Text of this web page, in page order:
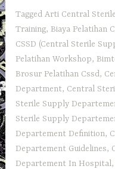
TaggedArti Central
Training, Biaya Pelatihan
CSSD (Central Sterile
Pelatihan Workshop,
Brosur Pelatihan Cssd,
Department, Central
Sterile Supply
Sterile Supply
Departement Definition,
Departement Guidelines,
Departement In Hospital,